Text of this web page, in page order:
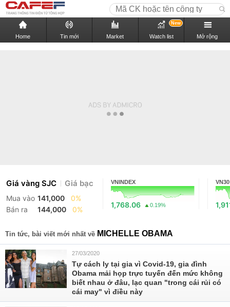
Home Tin mới Market Watch list
New
Mở rộng
Giá vàng SJC Giá bạc
Mua vào 141,000
0%
Bán ra
144,000 0%
VNINDEX
1,768.06 0.19%
VN30
Tin tức, bài viết mới nhất về MICHELLE OBAMA
27/03/2020
Tự cách ly tại gia vì Covid-19, gia đình
Obama mải họp trực tuyến đến mức không
biết nhau ở đâu, lạc quan "trong cái rủi có
cái may" vì điều này